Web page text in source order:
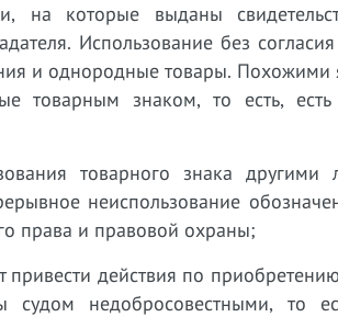
на которые выданы
Использование без
и однородные товары. Похожими
товарным знаком, то есть,
товарного знака другими
неиспользование
права и правовой охраны;
действия по
недобросовестными, то